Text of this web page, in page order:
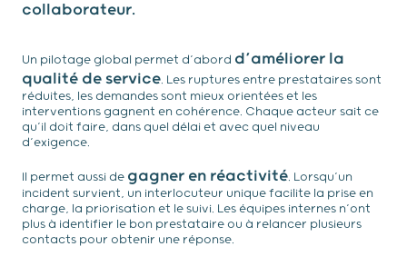
collaborateur.
Un pilotage global permet d’abord d’améliorer la
qualité de service. Les ruptures entre prestataires sont
réduites, les demandes sont mieux orientées et les
interventions gagnent en cohérence. Chaque acteur sait ce
qu’il doit faire, dans quel délai et avec quel niveau
d’exigence.
Il permet aussi de gagner en réactivité. Lorsqu’un
incident survient, un interlocuteur unique facilite la prise en
charge, la priorisation et le suivi. Les équipes internes n’ont
plus à identifier le bon prestataire ou à relancer plusieurs
contacts pour obtenir une réponse.